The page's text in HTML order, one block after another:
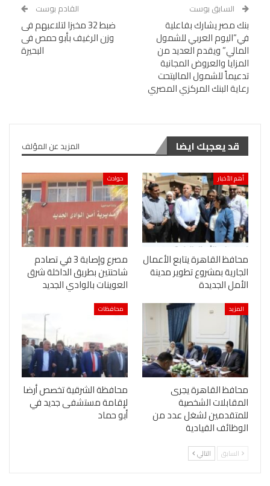
السابق بوست
بنك مصر يشارك بفاعلية
في”اليوم العربي للشمول
المالي” ويقدم العديد من
المزايا والعروض المجانية
تدعيماً للشمول الماليتحت
رعاية البنك المركزي المصري
القادم بوست
ضبط 32 مخبزا لتلاعبهم فى
وزن الرغيف بأبو حمص فى
البحيرة
قد يعجبك ايضا المزيد عن المؤلف
أهم الأخبار
محافظ القاهرة يتابع الأعمال
الجارية بمشروع تطوير مدينة
الأمل الجديدة
حوادث
مصرع وإصابة 3 في تصادم
شاحنتين بطريق الداخلة شرق
العوينات بالوادي الجديد
المزيد
محافظ القاهرة يجرى
المقابلات الشخصية
للمتقدمين لشغل عدد من
الوظائف القيادية
محافظات
محافظة الشرقية تخصص أرضا
لإقامة مستشفى جديد في
أبو حماد
السابق التالي